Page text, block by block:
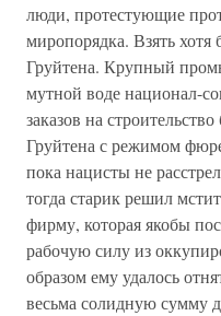
люди, протестующие
миропорядка. Взять
Груйтена. Крупный
мутной воде национал-
заказов на
Груйтена с режимом
пока нацисты не
тогда старик решил
фирму, которая якобы
рабочую силу из
образом ему удалось
весьма солидную сумму